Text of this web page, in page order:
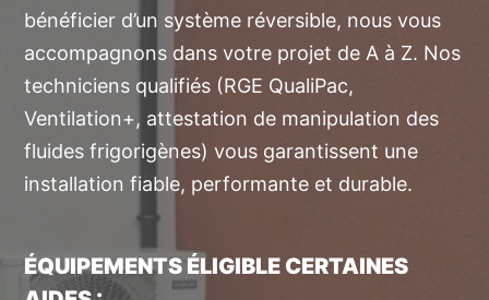
bénéficier d’un système réversible, nous vous
accompagnons dans votre projet de A à Z. Nos
techniciens qualifiés (RGE QualiPac,
Ventilation+, attestation de manipulation des
fluides frigorigènes) vous garantissent une
installation fiable, performante et durable.
ÉQUIPEMENTS ÉLIGIBLE CERTAINES